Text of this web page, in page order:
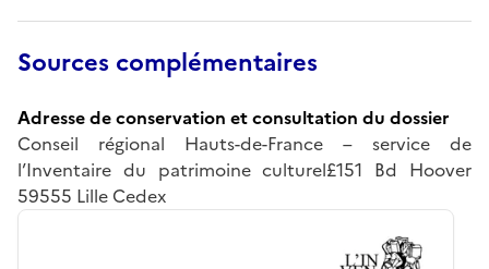
Sources complémentaires
Adresse de conservation et consultation du dossier
Conseil régional Hauts-de-France – service de
l’Inventaire du patrimoine culturel£151 Bd Hoover
59555 Lille Cedex